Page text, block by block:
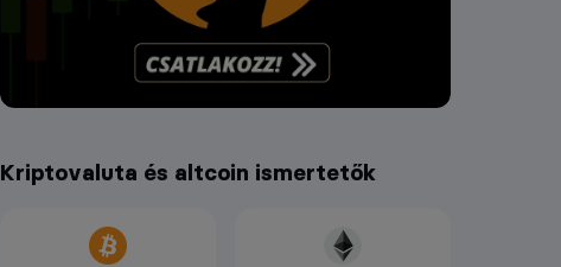
Kriptovaluta és altcoin ismertetők